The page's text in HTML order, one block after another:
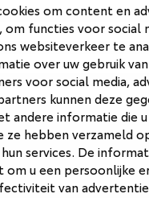
om content en
om functies voor social
websiteverkeer te
over uw gebruik
voor social media,
kunnen deze
andere informatie die
hebben verzameld
services. De
om u een persoonlijke
van